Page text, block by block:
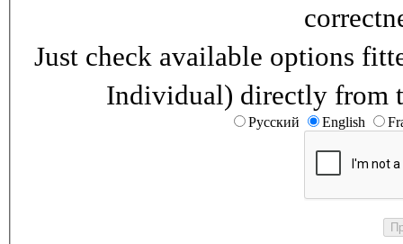
Just check available options
Individual) directly from
Русский English